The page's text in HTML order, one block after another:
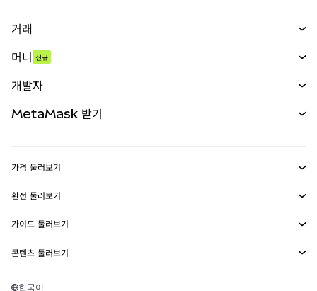
거래
무기한 선물
실물자산
머니 신규
개발자
MetaMask Connect
Snaps
웹3 서비스
MetaMask 받기
보안
고객 지원
채용
가격 둘러보기
이더리움 가격
솔라나 가격
테더 가격
환전 둘러보기
ETH를 USD로 환전
USDT를 INR로 환전
가이드 둘러보기
ETH 매수
콘텐츠 둘러보기
솔라나 지갑
한국어